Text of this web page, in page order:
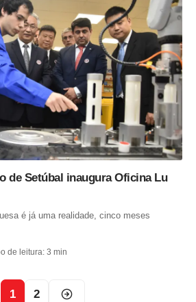
de Setúbal inaugura Oficina Lu
é já uma realidade, cinco meses
de leitura: 3 min
1 2